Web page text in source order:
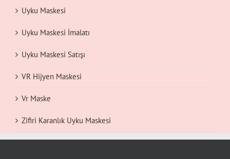
Uyku Maskesi
Uyku Maskesi İmalatı
Uyku Maskesi Satışı
VR Hijyen Maskesi
Vr Maske
Zifiri Karanlık Uyku Maskesi